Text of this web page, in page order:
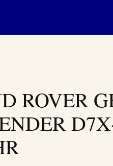
ROVER